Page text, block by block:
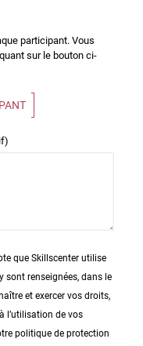
participant. Vous
sur le bouton ci-
que Skillscenter utilise
sont renseignées, dans le
et exercer vos droits,
l’utilisation de vos
politique de protection